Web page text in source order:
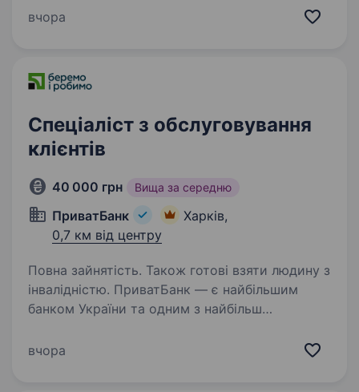
оцінки потреб і підготовка персоналізованих
вчора
Спеціаліст з обслуговування
клієнтів
40 000 грн Вища за середню
ПриватБанк
Харків,
0,7 км від центру
Повна зайнятість. Також готові взяти людину з
інвалідністю. ПриватБанк — є найбільшим
банком України та одним з найбільш
позиції за всіма фінансовими показниками
вчора